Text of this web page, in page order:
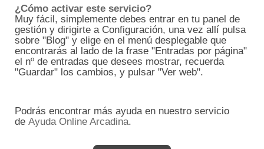
¿Cómo activar este servicio?
Muy fácil, simplemente debes entrar en tu panel de
gestión y dirigirte a Configuración, una vez allí pulsa
sobre "Blog" y elige en el menú desplegable que
encontrarás al lado de la frase "Entradas por página"
el nº de entradas que desees mostrar, recuerda
"Guardar" los cambios, y pulsar "Ver web".
Podrás encontrar más ayuda en nuestro servicio
de Ayuda Online Arcadina.